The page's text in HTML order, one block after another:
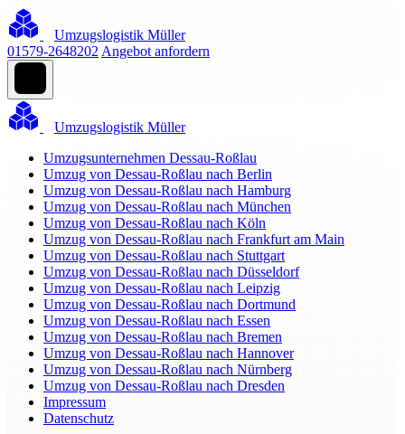
Umzugslogistik Müller
01579-2648202 Angebot anfordern
Umzugslogistik Müller
Umzugsunternehmen Dessau-Roßlau
Umzug von Dessau-Roßlau nach Berlin
Umzug von Dessau-Roßlau nach Hamburg
Umzug von Dessau-Roßlau nach München
Umzug von Dessau-Roßlau nach Köln
Umzug von Dessau-Roßlau nach Frankfurt am Main
Umzug von Dessau-Roßlau nach Stuttgart
Umzug von Dessau-Roßlau nach Düsseldorf
Umzug von Dessau-Roßlau nach Leipzig
Umzug von Dessau-Roßlau nach Dortmund
Umzug von Dessau-Roßlau nach Essen
Umzug von Dessau-Roßlau nach Bremen
Umzug von Dessau-Roßlau nach Hannover
Umzug von Dessau-Roßlau nach Nürnberg
Umzug von Dessau-Roßlau nach Dresden
Impressum
Datenschutz